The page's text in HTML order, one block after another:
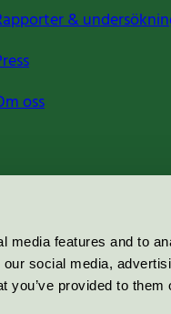
media features and to
social media,
you’ve provided to them
&
oss